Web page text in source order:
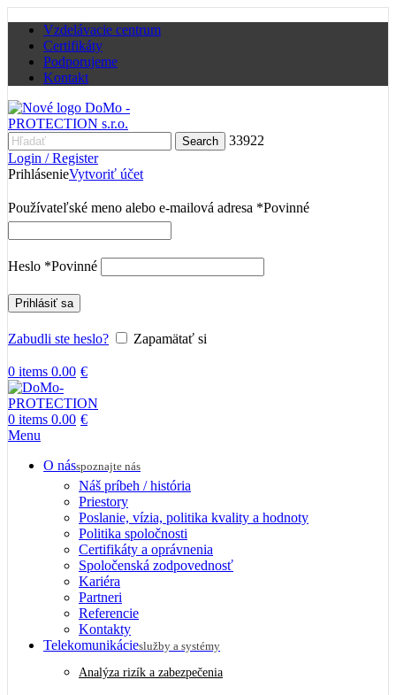
Vzdelávacie centrum
Certifikáty
Podporujeme
Kontakt
Search
33922
Login / Register
PrihlásenieVytvoriť účet
Používateľské meno alebo e-mailová adresa *Povinné
Heslo *Povinné
Prihlásiť sa
Zabudli ste heslo? Zapamätať si
0 items 0.00 €
0 items 0.00 €
Menu
O násspoznajte nás
Náš príbeh / história
Priestory
Poslanie, vízia, politika kvality a hodnoty
Politika spoločnosti
Certifikáty a oprávnenia
Spoločenská zodpovednosť
Kariéra
Partneri
Referencie
Kontakty
Telekomunikácieslužby a systémy
Analýza rizík a zabezpečenia